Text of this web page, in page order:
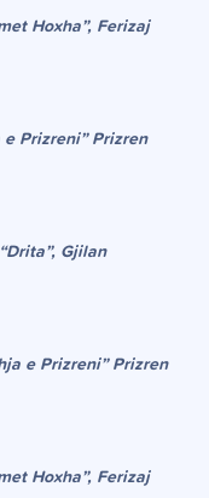
Hoxha”, Ferizaj
Prizreni” Prizren
Gjilan
e Prizreni” Prizren
Hoxha”, Ferizaj